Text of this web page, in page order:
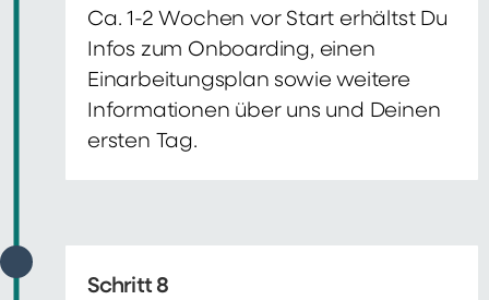
Ca. 1-2 Wochen vor Start erhältst Du
Infos zum Onboarding, einen
Einarbeitungsplan sowie weitere
Informationen über uns und Deinen
ersten Tag.
Schritt 8